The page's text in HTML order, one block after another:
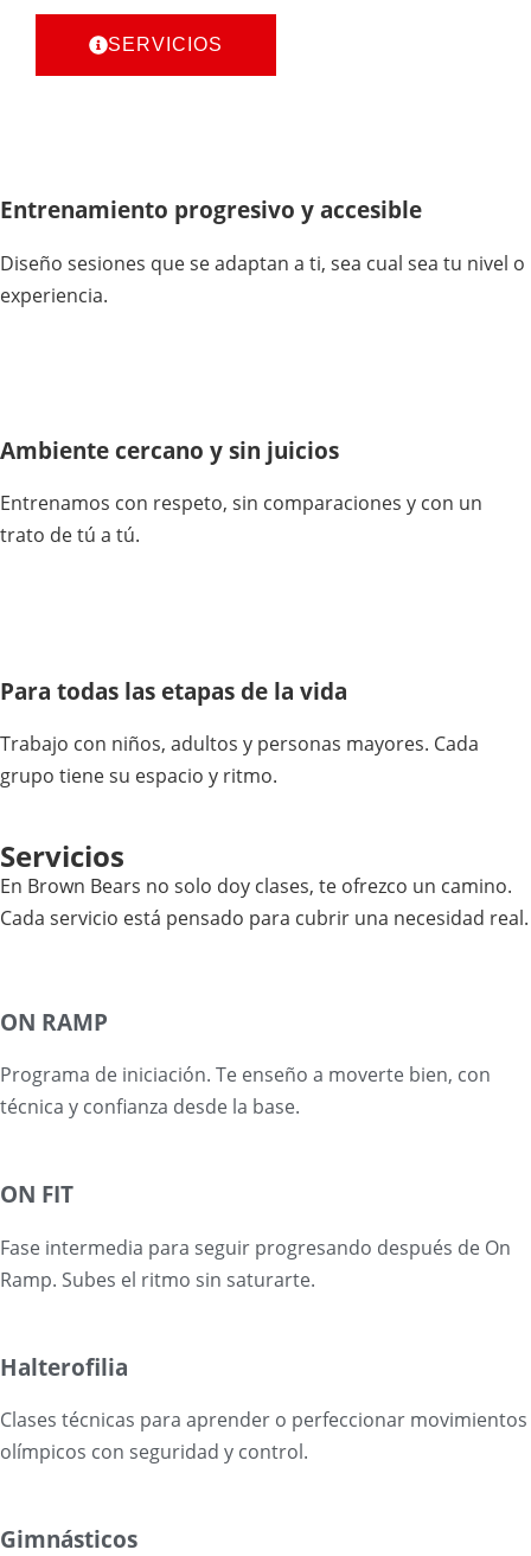
SERVICIOS
Entrenamiento progresivo y accesible
Diseño sesiones que se adaptan a ti, sea cual sea tu nivel o
experiencia.
Ambiente cercano y sin juicios
Entrenamos con respeto, sin comparaciones y con un
trato de tú a tú.
Para todas las etapas de la vida
Trabajo con niños, adultos y personas mayores. Cada
grupo tiene su espacio y ritmo.
Servicios
En Brown Bears no solo doy clases, te ofrezco un camino.
Cada servicio está pensado para cubrir una necesidad real.
ON RAMP
Programa de iniciación. Te enseño a moverte bien, con
técnica y confianza desde la base.
ON FIT
Fase intermedia para seguir progresando después de On
Ramp. Subes el ritmo sin saturarte.
Halterofilia
Clases técnicas para aprender o perfeccionar movimientos
olímpicos con seguridad y control.
Gimnásticos